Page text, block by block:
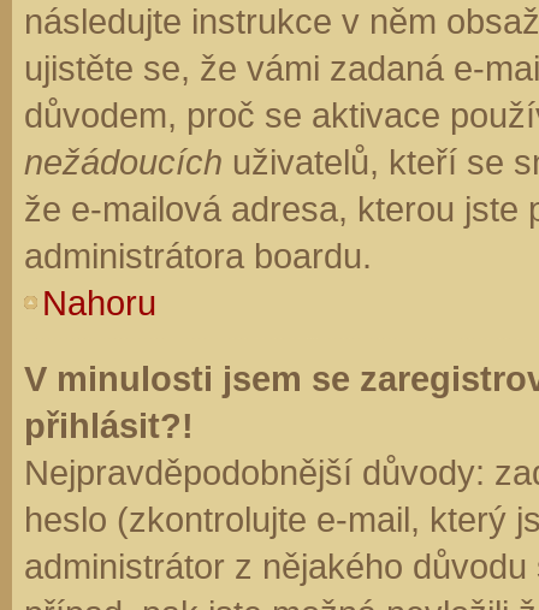
následujte instrukce v něm
ujistěte se, že vámi zadaná e-
důvodem, proč se aktivace
nežádoucích uživatelů, kteří se
že e-mailová adresa, kterou jste
administrátora boardu.
Nahoru
V minulosti jsem se
přihlásit?!
Nejpravděpodobnější důvody:
heslo (zkontrolujte e-mail, který
administrátor z nějakého